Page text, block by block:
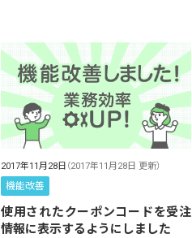
2017年11月28日 （2017年11月28日 更新）
機能改善
使用されたクーポンコードを受注
情報に表示するようにしました